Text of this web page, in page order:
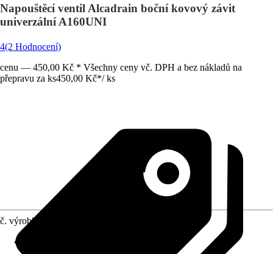
Napouštěcí ventil Alcadrain boční kovový závit
univerzální A160UNI
4(2 Hodnocení)
cenu — 450,00 Kč * Všechny ceny vč. DPH a bez nákladů na
přepravu za ks450,00 Kč*/ ks
č. výrobku